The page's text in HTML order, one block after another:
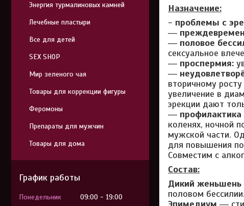
Назначение:
- проблемы с
―
― половое
сексуальное
― проспермия:
―
вторичному
увеличение в
эрекции дают
―
коленях, ночной
мужской части.
для повышения
Совместим с
Состав:
Дикий женьшень
половом бессилии.
Энергия турмалиновых камней
Лечебные пластыри
Все для детей
SEX SHOP
Мир зеленого чая
Товары для коррекции фигуры
Феромоны
Препараты для мужчин
Товары для дома
График работы
Понедельник 09:00
19:00